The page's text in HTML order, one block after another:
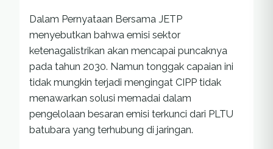
Dalam Pernyataan Bersama JETP
menyebutkan bahwa emisi sektor
ketenagalistrikan akan mencapai puncaknya
pada tahun 2030. Namun tonggak capaian ini
tidak mungkin terjadi mengingat CIPP tidak
menawarkan solusi memadai dalam
pengelolaan besaran emisi terkunci dari PLTU
batubara yang terhubung di jaringan.